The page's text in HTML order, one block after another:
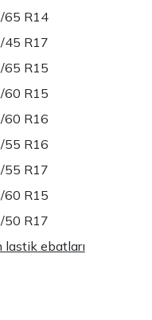
65 R14
45 R17
65 R15
60 R15
60 R16
55 R16
55 R17
60 R15
50 R17
lastik ebatları